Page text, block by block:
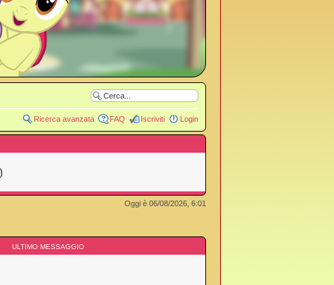
Ricerca avanzata FAQ Iscriviti Login
Oggi è 06/08/2026, 6:01
ULTIMO MESSAGGIO